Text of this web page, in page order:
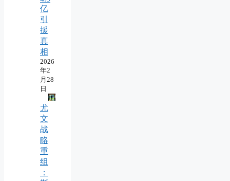
亿
引
援
真
相
2026
年2
月28
日
尤
文
战
略
重
组
：